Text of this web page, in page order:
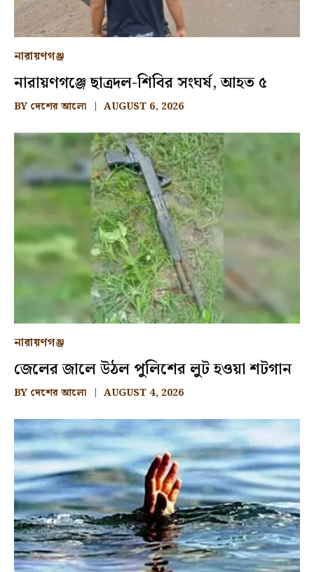
নারায়ণগঞ্জ
নারায়ণগঞ্জে ছাত্রদল-শিবির সংঘর্ষ, আহত ৫
BY দেশের আলো AUGUST 6, 2026
নারায়ণগঞ্জ
জেলের জালে উঠল পুলিশের লুট হওয়া শটগান
BY দেশের আলো AUGUST 4, 2026